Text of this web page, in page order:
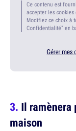
Ce contenu est
accepter les
Modifiez ce choix à
Confidentialité" en
Gérer mes
Il ramènera
maison